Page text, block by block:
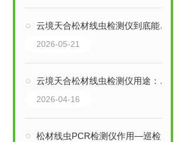
云境天合松材线虫检测仪到底能用在哪？这些场景99%的人不知道
2026-05-21
云境天合松材线虫检测仪用途：用于林场巡检/疫木排查/执法检查等一线场景
2026-04-16
松材线虫PCR检测仪作用—巡检种植区快速筛查病树，为病害防控提供数据支持